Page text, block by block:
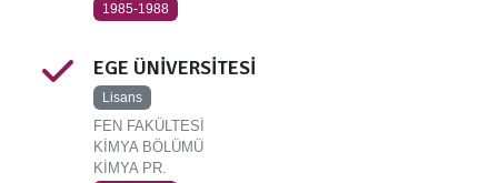
1985-1988
EGE ÜNİVERSİTESİ
Lisans
FEN FAKÜLTESİ
KİMYA BÖLÜMÜ
KİMYA PR.